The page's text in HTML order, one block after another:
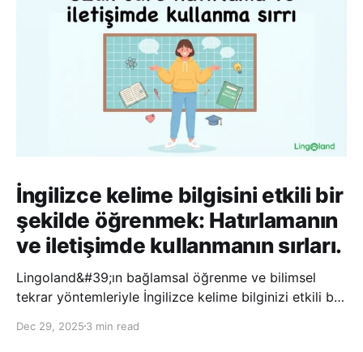
İngilizce kelime bilgisini etkili bir
şekilde öğrenmek: Hatırlamanın
ve iletişimde kullanmanın sırları.
Lingoland&#39;ın bağlamsal öğrenme ve bilimsel
tekrar yöntemleriyle İngilizce kelime bilginizi etkili bir
hatırlayabilir ve daha doğal bir şekilde iletişim
Dec 29, 2025 3 min read